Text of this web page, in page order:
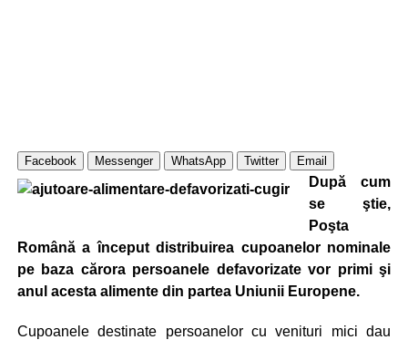
Facebook Messenger WhatsApp Twitter Email
După cum
se ştie,
Poşta
Română a început distribuirea cupoanelor nominale
pe baza cărora persoanele defavorizate vor primi şi
anul acesta alimente din partea Uniunii Europene.
Cupoanele destinate persoanelor cu venituri mici dau